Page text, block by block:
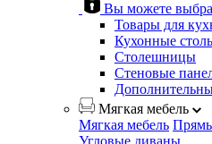
Вы можете
Товары для
Кухонные
Столешницы
Стеновые
Мягкая мебель
Мягкая мебель